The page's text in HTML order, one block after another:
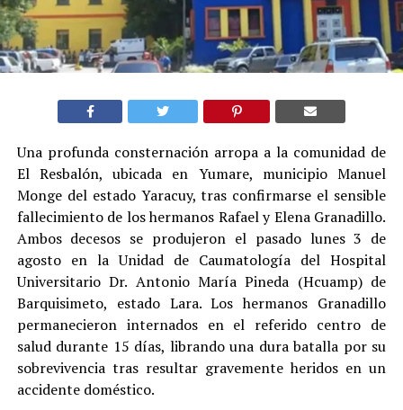
Una profunda consternación arropa a la comunidad de
El Resbalón, ubicada en Yumare, municipio Manuel
Monge del estado Yaracuy, tras confirmarse el sensible
fallecimiento de los hermanos Rafael y Elena Granadillo.
Ambos decesos se produjeron el pasado lunes 3 de
agosto en la Unidad de Caumatología del Hospital
Universitario Dr. Antonio María Pineda (Hcuamp) de
Barquisimeto, estado Lara. Los hermanos Granadillo
permanecieron internados en el referido centro de
salud durante 15 días, librando una dura batalla por su
sobrevivencia tras resultar gravemente heridos en un
accidente doméstico.